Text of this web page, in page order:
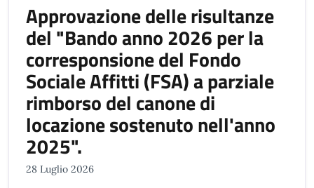
Approvazione delle risultanze
del "Bando anno 2026 per la
corresponsione del Fondo
Sociale Affitti (FSA) a parziale
rimborso del canone di
locazione sostenuto nell'anno
2025".
28 Luglio 2026